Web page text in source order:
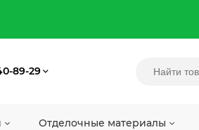
89-29
Отделочные материалы